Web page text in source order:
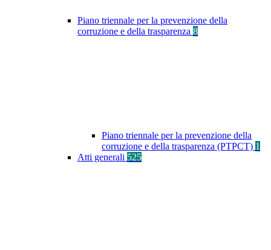
Piano triennale per la prevenzione della
corruzione e della trasparenza 8
Piano triennale per la prevenzione della
corruzione e della trasparenza (PTPCT) 1
Atti generali 525